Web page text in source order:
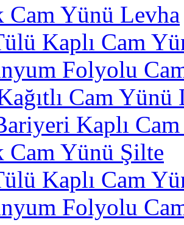
Cam Yünü Levha
Kaplı Cam
Folyolu
Cam Yünü
Kaplı
Cam Yünü Şilte
Kaplı Cam
Folyolu